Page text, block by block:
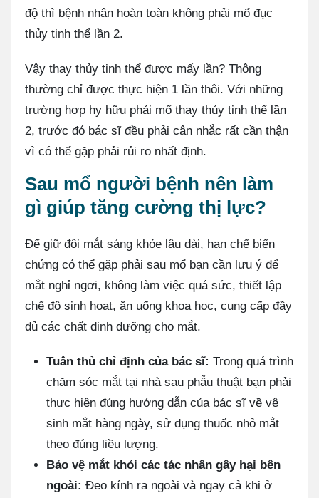
độ thì bệnh nhân hoàn toàn không phải mổ đục
thủy tinh thể lần 2.
Vậy thay thủy tinh thể được mấy lần? Thông
thường chỉ được thực hiện 1 lần thôi. Với những
trường hợp hy hữu phải mổ thay thủy tinh thể lần
2, trước đó bác sĩ đều phải cân nhắc rất cần thận
vì có thể gặp phải rủi ro nhất định.
Sau mổ người bệnh nên làm
gì giúp tăng cường thị lực?
Để giữ đôi mắt sáng khỏe lâu dài, hạn chế biến
chứng có thể gặp phải sau mổ bạn cần lưu ý để
mắt nghỉ ngơi, không làm việc quá sức, thiết lập
chế độ sinh hoạt, ăn uống khoa học, cung cấp đầy
đủ các chất dinh dưỡng cho mắt.
Tuân thủ chỉ định của bác sĩ: Trong quá trình
chăm sóc mắt tại nhà sau phẫu thuật bạn phải
thực hiện đúng hướng dẫn của bác sĩ về vệ
sinh mắt hàng ngày, sử dụng thuốc nhỏ mắt
theo đúng liều lượng.
Bảo vệ mắt khỏi các tác nhân gây hại bên
ngoài: Đeo kính ra ngoài và ngay cả khi ở